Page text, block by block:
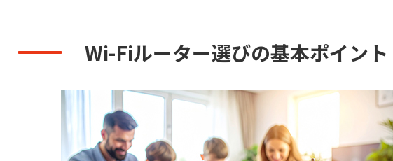
Wi-Fiルーター選びの基本ポイント